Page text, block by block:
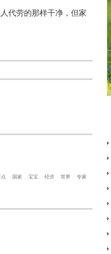
代劳的那样干净，但家
国家 宝宝 经济 世界
专家